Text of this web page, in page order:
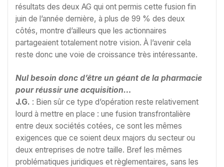
résultats des deux AG qui ont permis cette fusion fin
juin de l’année dernière, à plus de 99 % des deux
côtés, montre d’ailleurs que les actionnaires
partageaient totalement notre vision. À l’avenir cela
reste donc une voie de croissance très intéressante.
Nul besoin donc d’être un géant de la pharmacie
pour réussir une acquisition…
J.G. : Bien sûr ce type d’opération reste relativement
lourd à mettre en place : une fusion transfrontalière
entre deux sociétés cotées, ce sont les mêmes
exigences que ce soient deux majors du secteur ou
deux entreprises de notre taille. Bref les mêmes
problématiques juridiques et règlementaires, sans les